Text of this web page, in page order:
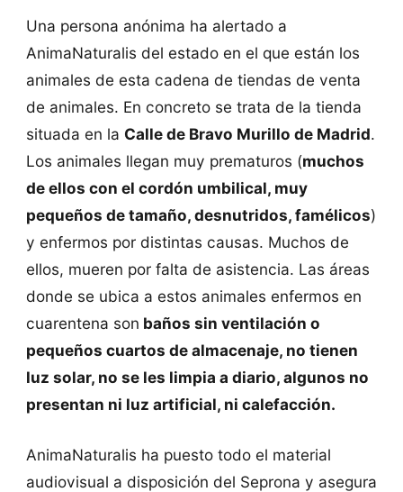
Una persona anónima ha alertado a
AnimaNaturalis del estado en el que están los
animales de esta cadena de tiendas de venta
de animales. En concreto se trata de la tienda
situada en la Calle de Bravo Murillo de Madrid.
Los animales llegan muy prematuros (muchos
de ellos con el cordón umbilical, muy
pequeños de tamaño, desnutridos, famélicos)
y enfermos por distintas causas. Muchos de
ellos, mueren por falta de asistencia. Las áreas
donde se ubica a estos animales enfermos en
cuarentena son baños sin ventilación o
pequeños cuartos de almacenaje, no tienen
luz solar, no se les limpia a diario, algunos no
presentan ni luz artificial, ni calefacción.
AnimaNaturalis ha puesto todo el material
audiovisual a disposición del Seprona y asegura